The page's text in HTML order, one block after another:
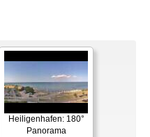
Heiligenhafen: 180°
Panorama